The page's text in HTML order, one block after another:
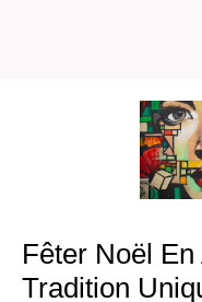
Fêter Noël
Tradition